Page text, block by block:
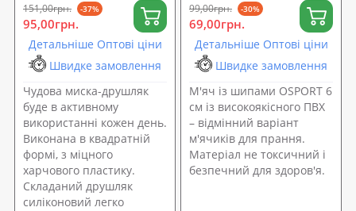
151,00грн. -37%
95,00грн.
Детальніше Оптові ціни
Швидке замовлення
Чудова миска-друшляк
буде в активному
використанні кожен день.
Виконана в квадратній
формі, з міцного
харчового пластику.
Складаний друшляк
силіконовий легко
99,00грн. -30%
69,00грн.
Детальніше Оптові ціни
Швидке замовлення
М'яч із шипами OSPORT 6
см із високоякісного ПВХ
– відмінний варіант
м'ячиків для прання.
Матеріал не токсичний і
безпечний для здоров'я.